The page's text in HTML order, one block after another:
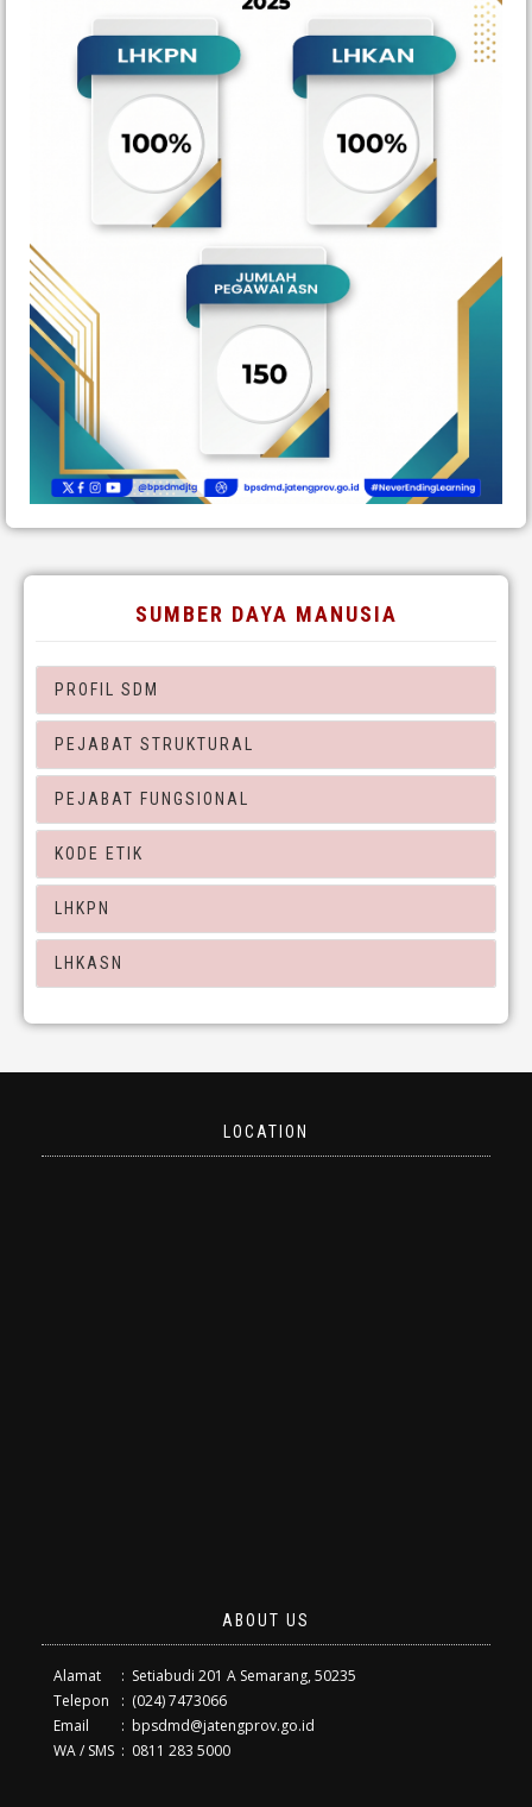
SUMBER DAYA MANUSIA
PROFIL SDM
PEJABAT STRUKTURAL
PEJABAT FUNGSIONAL
KODE ETIK
LHKPN
LHKASN
LOCATION
ABOUT US
Alamat : Setiabudi 201 A Semarang, 50235
Telepon
: (024) 7473066
Email
: bpsdmd@jatengprov.go.id
WA / SMS : 0811 283 5000